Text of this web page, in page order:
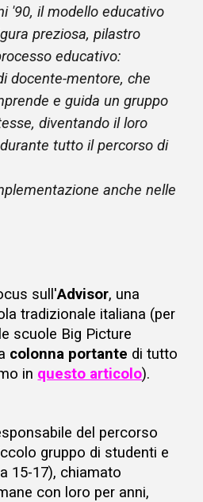
'90, il modello educativo
preziosa, pilastro
educativo:
docente-mentore, che
e guida un gruppo
diventando il loro
tutto il percorso di
anche nelle
sull'Advisor, una
tradizionale italiana (per
scuole Big Picture
colonna portante di tutto
in questo articolo).
del percorso
gruppo di studenti e
15-17), chiamato
con loro per anni,